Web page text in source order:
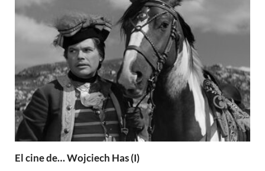
El cine de… Wojciech Has (I)